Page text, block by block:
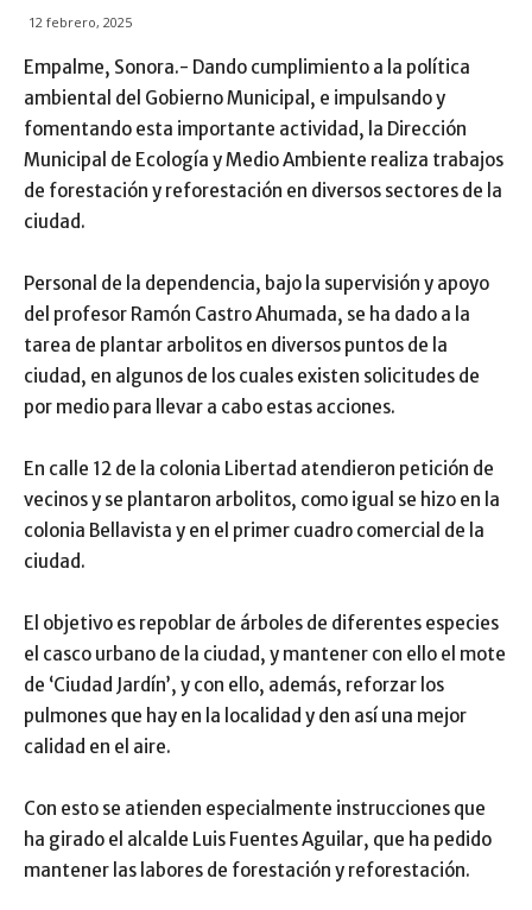
12 febrero, 2025
Empalme, Sonora.- Dando cumplimiento a la política
ambiental del Gobierno Municipal, e impulsando y
fomentando esta importante actividad, la Dirección
Municipal de Ecología y Medio Ambiente realiza trabajos
de forestación y reforestación en diversos sectores de la
ciudad.
Personal de la dependencia, bajo la supervisión y apoyo
del profesor Ramón Castro Ahumada, se ha dado a la
tarea de plantar arbolitos en diversos puntos de la
ciudad, en algunos de los cuales existen solicitudes de
por medio para llevar a cabo estas acciones.
En calle 12 de la colonia Libertad atendieron petición de
vecinos y se plantaron arbolitos, como igual se hizo en la
colonia Bellavista y en el primer cuadro comercial de la
ciudad.
El objetivo es repoblar de árboles de diferentes especies
el casco urbano de la ciudad, y mantener con ello el mote
de ‘Ciudad Jardín’, y con ello, además, reforzar los
pulmones que hay en la localidad y den así una mejor
calidad en el aire.
Con esto se atienden especialmente instrucciones que
ha girado el alcalde Luis Fuentes Aguilar, que ha pedido
mantener las labores de forestación y reforestación.